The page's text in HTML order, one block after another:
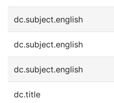
dc.subject.english
dc.subject.english
dc.subject.english
dc.title